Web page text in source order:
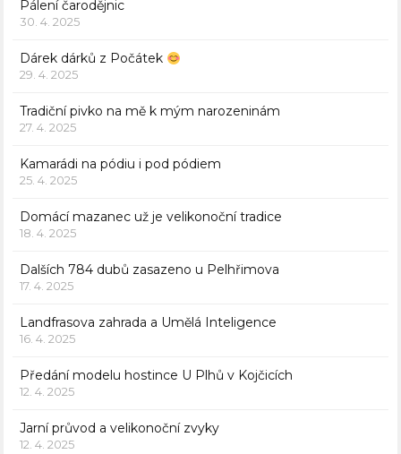
Pálení čarodějnic
30. 4. 2025
Dárek dárků z Počátek
29. 4. 2025
Tradiční pivko na mě k mým narozeninám
27. 4. 2025
Kamarádi na pódiu i pod pódiem
25. 4. 2025
Domácí mazanec už je velikonoční tradice
18. 4. 2025
Dalších 784 dubů zasazeno u Pelhřimova
17. 4. 2025
Landfrasova zahrada a Umělá Inteligence
16. 4. 2025
Předání modelu hostince U Plhů v Kojčicích
12. 4. 2025
Jarní průvod a velikonoční zvyky
12. 4. 2025